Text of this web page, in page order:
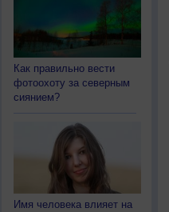
Как правильно вести
фотоохоту за северным
сиянием?
Имя человека влияет на